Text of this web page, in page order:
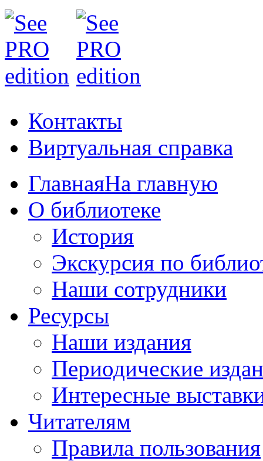
Контакты
Виртуальная справка
ГлавнаяНа главную
О библиотеке
История
Экскурсия по
Наши сотрудники
Ресурсы
Наши издания
Периодические
Интересные
Читателям
Правила пользования